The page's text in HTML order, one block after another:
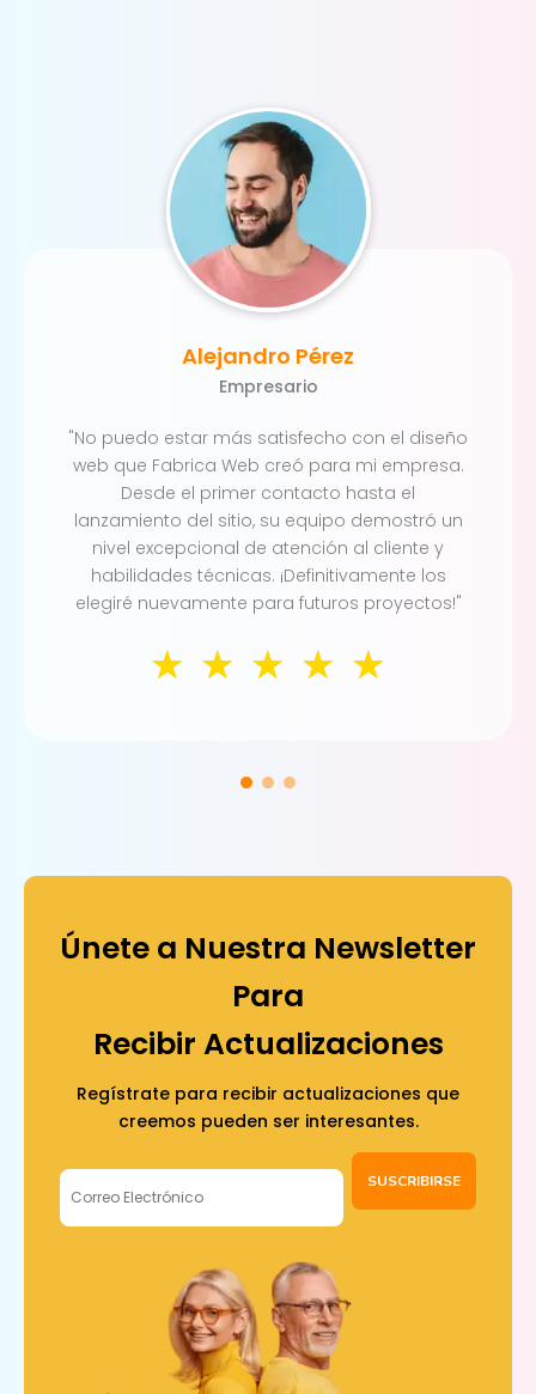
"No puedo estar más satisfecho con el diseño
web que Fabrica Web creó para mi empresa.
Desde el primer contacto hasta el
lanzamiento del sitio, su equipo demostró un
nivel excepcional de atención al cliente y
habilidades técnicas. ¡Definitivamente los
elegiré nuevamente para futuros proyectos!"
Alejandro Pérez
Empresario
☆ ☆ ☆ ☆ ☆
Únete a Nuestra Newsletter
Para
Recibir Actualizaciones
Regístrate para recibir actualizaciones que
creemos pueden ser interesantes.
SUSCRIBIRSE